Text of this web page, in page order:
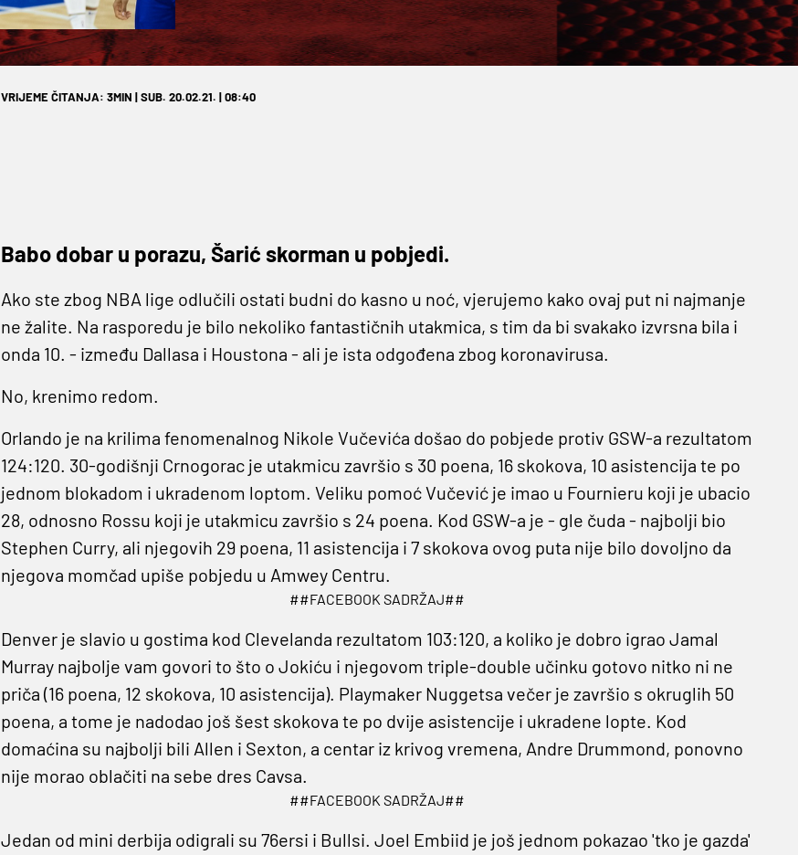
VRIJEME ČITANJA: 3MIN | SUB. 20.02.21. | 08:40
Babo dobar u porazu, Šarić skorman u pobjedi.
Ako ste zbog NBA lige odlučili ostati budni do kasno u noć, vjerujemo kako ovaj put ni najmanje
ne žalite. Na rasporedu je bilo nekoliko fantastičnih utakmica, s tim da bi svakako izvrsna bila i
onda 10. - između Dallasa i Houstona - ali je ista odgođena zbog koronavirusa.
No, krenimo redom.
Orlando je na krilima fenomenalnog Nikole Vučevića došao do pobjede protiv GSW-a rezultatom
124:120. 30-godišnji Crnogorac je utakmicu završio s 30 poena, 16 skokova, 10 asistencija te po
jednom blokadom i ukradenom loptom. Veliku pomoć Vučević je imao u Fournieru koji je ubacio
28, odnosno Rossu koji je utakmicu završio s 24 poena. Kod GSW-a je - gle čuda - najbolji bio
Stephen Curry, ali njegovih 29 poena, 11 asistencija i 7 skokova ovog puta nije bilo dovoljno da
njegova momčad upiše pobjedu u Amwey Centru.
##FACEBOOK SADRŽAJ##
Denver je slavio u gostima kod Clevelanda rezultatom 103:120, a koliko je dobro igrao Jamal
Murray najbolje vam govori to što o Jokiću i njegovom triple-double učinku gotovo nitko ni ne
priča (16 poena, 12 skokova, 10 asistencija). Playmaker Nuggetsa večer je završio s okruglih 50
poena, a tome je nadodao još šest skokova te po dvije asistencije i ukradene lopte. Kod
domaćina su najbolji bili Allen i Sexton, a centar iz krivog vremena, Andre Drummond, ponovno
nije morao oblačiti na sebe dres Cavsa.
##FACEBOOK SADRŽAJ##
Jedan od mini derbija odigrali su 76ersi i Bullsi. Joel Embiid je još jednom pokazao 'tko je gazda'